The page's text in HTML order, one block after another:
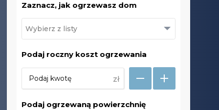
Zaznacz, jak ogrzewasz dom
Podaj roczny koszt ogrzewania
zł
Podaj ogrzewaną powierzchnię